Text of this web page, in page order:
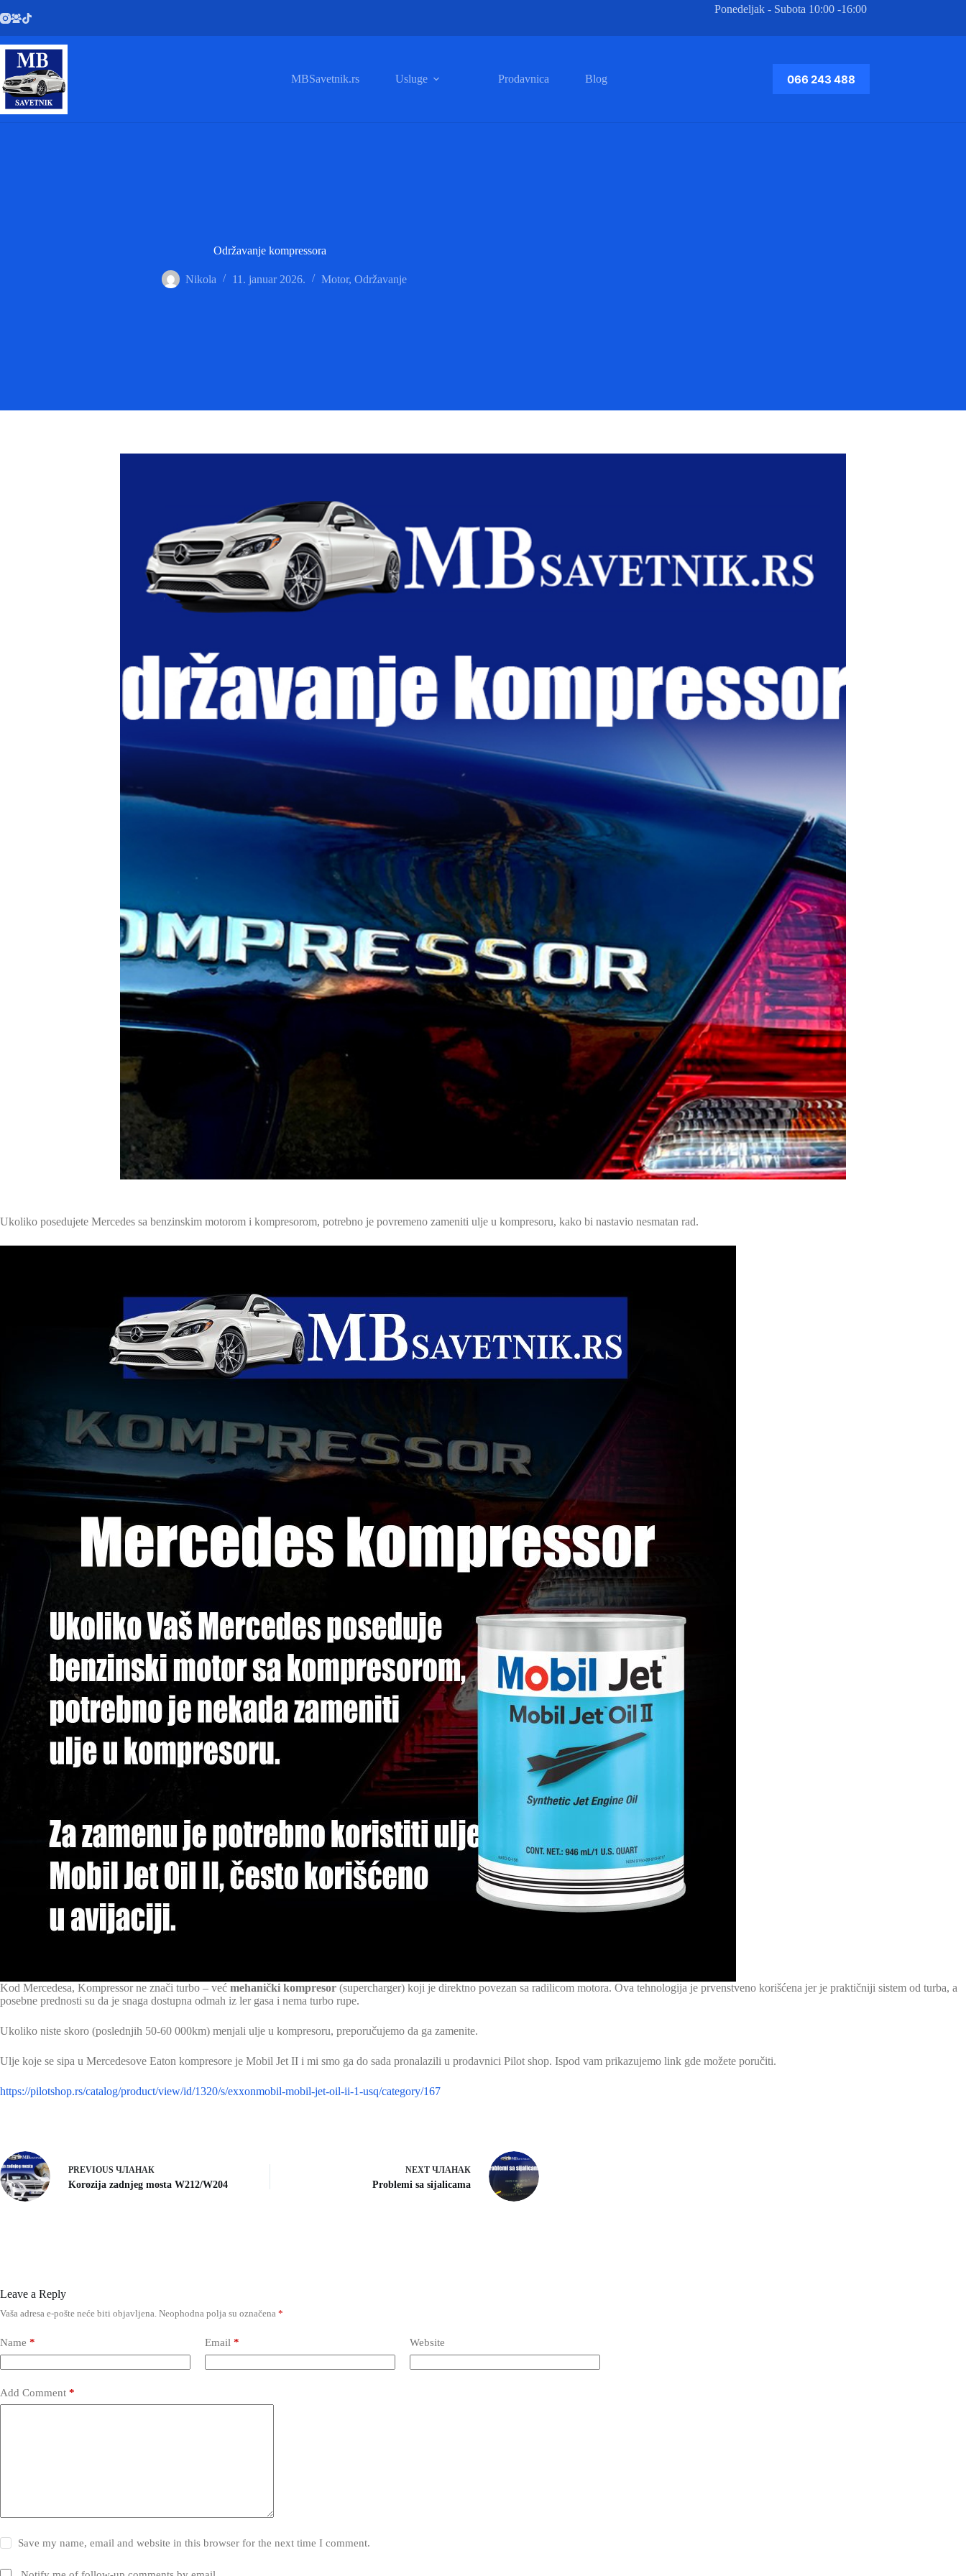
to
Ponedeljak - Subota 10:00 -16:00
MBSavetnik.rs Usluge Prodavnica Blog 066 243 488
Održavanje kompressora
Nikola 11. januar 2026. Motor, Održavanje
Ukoliko posedujete Mercedes sa benzinskim motorom i kompresorom, potrebno je povremeno zameniti ulje u kompresoru, kako bi nastavio nesmatan rad.
Kod Mercedesa, Kompressor ne znači turbo – već mehanički kompresor (supercharger) koji je direktno povezan sa radilicom motora. Ova tehnologija je prvenstveno korišćena jer je praktičniji sistem od turba, a
posebne prednosti su da je snaga dostupna odmah iz ler gasa i nema turbo rupe.
Ukoliko niste skoro (poslednjih 50-60 000km) menjali ulje u kompresoru, preporučujemo da ga zamenite.
Ulje koje se sipa u Mercedesove Eaton kompresore je Mobil Jet II i mi smo ga do sada pronalazili u prodavnici Pilot shop. Ispod vam prikazujemo link gde možete poručiti.
https://pilotshop.rs/catalog/product/view/id/1320/s/exxonmobil-mobil-jet-oil-ii-1-usq/category/167
PREVIOUS ЧЛАНАК
Korozija zadnjeg mosta W212/W204
NEXT ЧЛАНАК
Problemi sa sijalicama
Leave a Reply
Vaša adresa e-pošte neće biti objavljena. Neophodna polja su označena *
Name * Email * Website
Add Comment *
Save my name, email and website in this browser for the next time I comment.